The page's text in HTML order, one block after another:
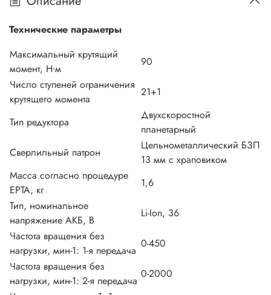
Технические параметры
Максимальный крутящий
момент, Н∙м
90
Число ступеней ограничения
крутящего момента
21+1
Тип редуктора
Двухскоростной
планетарный
Сверлильный патрон
Цельнометаллический БЗП
13 мм с храповиком
Масса согласно процедуре
EPTA, кг
1,6
Тип, номинальное
напряжение АКБ, В
Li-Ion, 36
Частота вращения без
нагрузки, мин-1: 1-я передача
0-450
Частота вращения без
нагрузки, мин-1: 2-я передача
0-2000